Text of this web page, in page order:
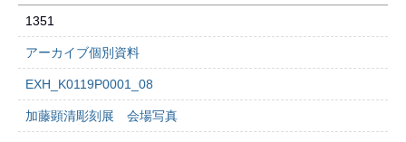
1351
アーカイブ個別資料
EXH_K0119P0001_08
加藤顕清彫刻展 会場写真